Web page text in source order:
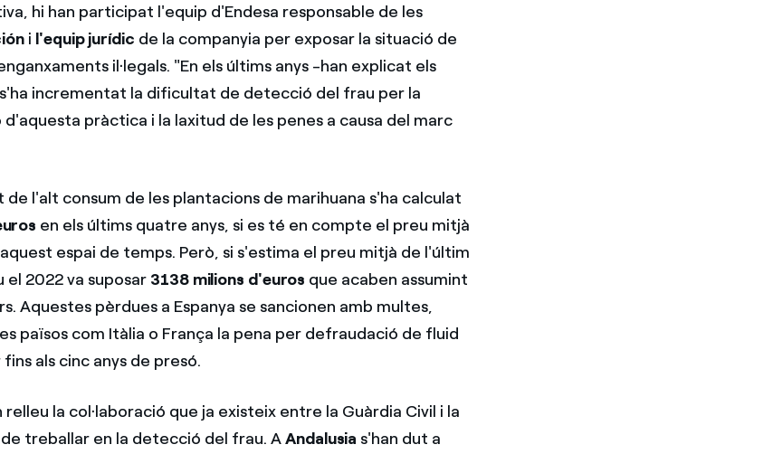
hi han participat l'equip d'Endesa responsable de les
i l'equip jurídic de la companyia per exposar la situació de
il·legals. "En els últims anys -han explicat els
incrementat la dificultat de detecció del frau per la
pràctica i la laxitud de les penes a causa del marc
l'alt consum de les plantacions de marihuana s'ha calculat
en els últims quatre anys, si es té en compte el preu mitjà
espai de temps. Però, si s'estima el preu mitjà de l'últim
2022 va suposar 3138 milions d'euros que acaben assumint
Aquestes pèrdues a Espanya se sancionen amb multes,
països com Itàlia o França la pena per defraudació de fluid
als cinc anys de presó.
relleu la col·laboració que ja existeix entre la Guàrdia Civil i la
treballar en la detecció del frau. AAndalusia s'han dut a